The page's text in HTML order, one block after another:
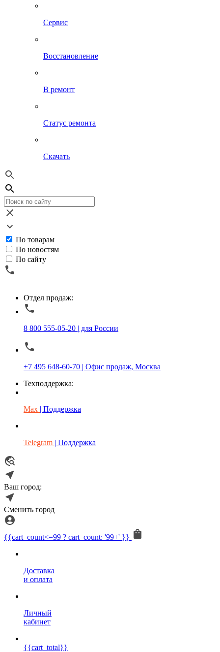
Сервис
Восстановление
В ремонт
Статус ремонта
Скачать
По товарам
По новостям
По сайту
Отдел продаж:
8 800 555-05-20 | для России
+7 495 648-60-70 | Офис продаж, Москва
Техподдержка:
Max | Поддержка
Telegram | Поддержка
Ваш город:
Сменить город
{{cart_count<=99 ? cart_count: '99+' }}
Доставка
и оплата
Личный
кабинет
{{cart_total}}